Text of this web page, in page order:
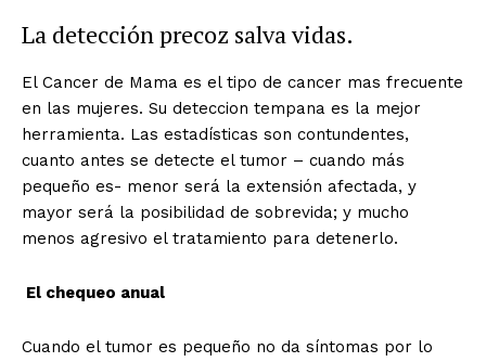
La detección precoz salva vidas.
El Cancer de Mama es el tipo de cancer mas frecuente
en las mujeres. Su deteccion tempana es la mejor
herramienta. Las estadísticas son contundentes,
cuanto antes se detecte el tumor – cuando más
pequeño es- menor será la extensión afectada, y
mayor será la posibilidad de sobrevida; y mucho
menos agresivo el tratamiento para detenerlo.
El chequeo anual
Cuando el tumor es pequeño no da síntomas por lo